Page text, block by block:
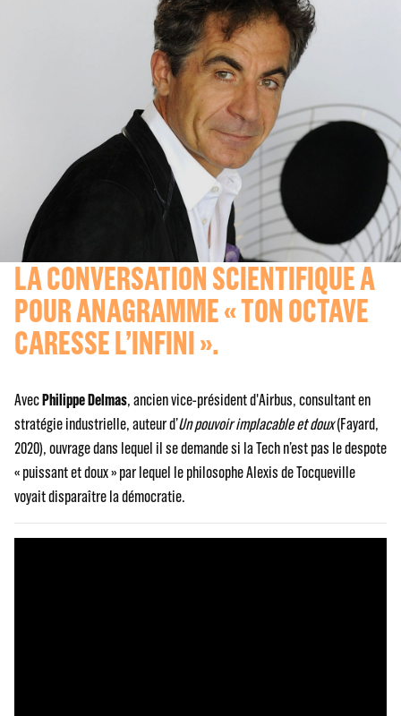
LA CONVERSATION SCIENTIFIQUE A
POUR ANAGRAMME « TON OCTAVE
CARESSE L’INFINI ».
AvecPhilippe Delmas, ancien vice-président d'Airbus, consultant en
stratégie industrielle, auteur d’Un pouvoir implacable et doux(Fayard,
2020), ouvrage dans lequel il se demande si la Tech n’est pas le despote
« puissant et doux » par lequel le philosophe Alexis de Tocqueville
voyait disparaître la démocratie.